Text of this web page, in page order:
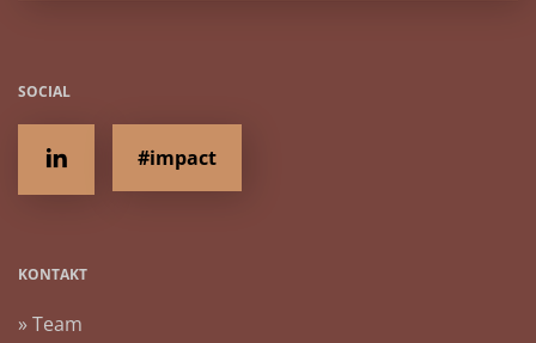
SOCIAL
#impact
KONTAKT
» Team